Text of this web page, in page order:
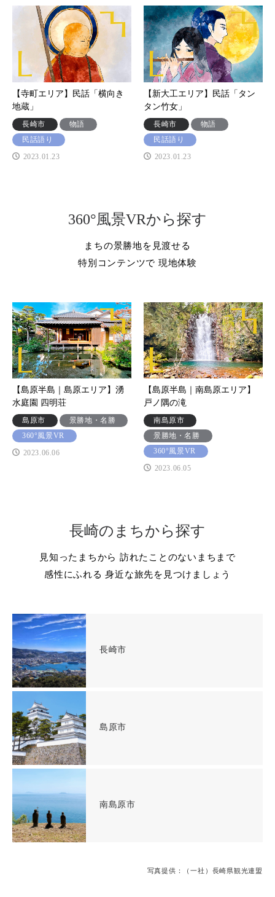
【寺町エリア】民話「横向き
地蔵」
長崎市
物語
民話語り
2023.01.23
【新大工エリア】民話「タン
タン竹女」
長崎市
物語
民話語り
2023.01.23
360°風景VRから探す
まちの景勝地を見渡せる
特別コンテンツで 現地体験
【島原半島｜島原エリア】湧
水庭園 四明荘
島原市
景勝地・名勝
360°風景VR
2023.06.06
【島原半島｜南島原エリア】
戸ノ隅の滝
南島原市
景勝地・名勝
360°風景VR
2023.06.05
長崎のまちから探す
見知ったまちから 訪れたことのないまちまで
感性にふれる 身近な旅先を見つけましょう
長崎市
島原市
南島原市
写真提供：（一社）長崎県観光連盟